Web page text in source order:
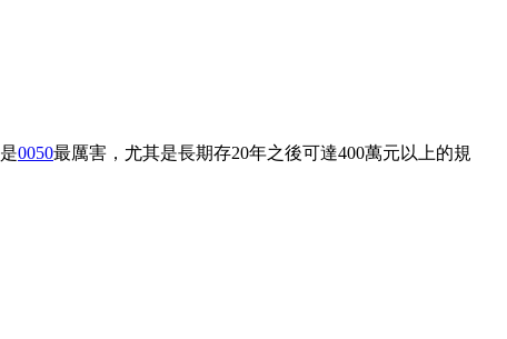
0050最厲害，尤其是長期存20年之後可達400萬元以上的規